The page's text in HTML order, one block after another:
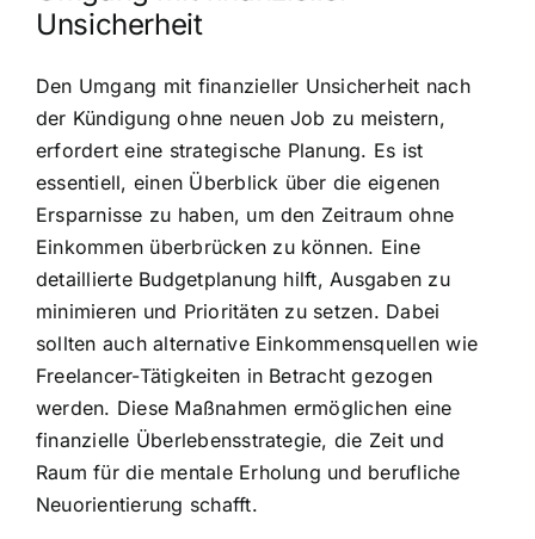
Unsicherheit
Den Umgang mit finanzieller Unsicherheit nach
der Kündigung ohne neuen Job zu meistern,
erfordert eine strategische Planung. Es ist
essentiell, einen Überblick über die eigenen
Ersparnisse zu haben, um den Zeitraum ohne
Einkommen überbrücken zu können. Eine
detaillierte Budgetplanung hilft, Ausgaben zu
minimieren und Prioritäten zu setzen. Dabei
sollten auch alternative Einkommensquellen wie
Freelancer-Tätigkeiten in Betracht gezogen
werden. Diese Maßnahmen ermöglichen eine
finanzielle Überlebensstrategie, die Zeit und
Raum für die mentale Erholung und berufliche
Neuorientierung schafft.